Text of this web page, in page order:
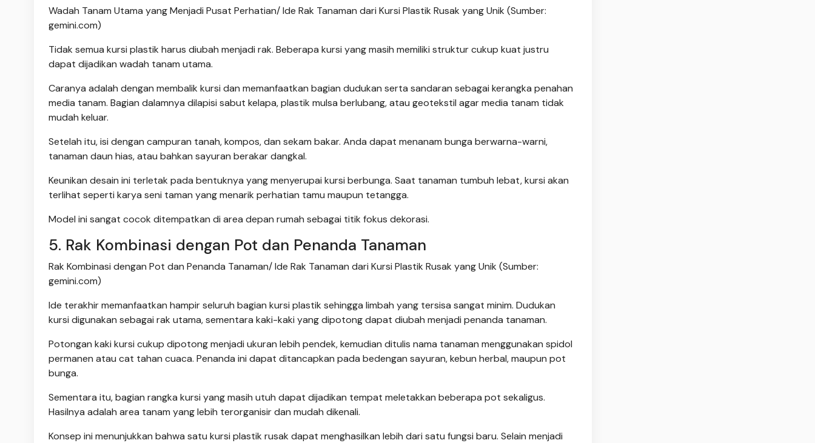
Wadah Tanam Utama yang Menjadi Pusat Perhatian/ Ide Rak Tanaman dari Kursi Plastik Rusak yang Unik (Sumber:
gemini.com)
Tidak semua kursi plastik harus diubah menjadi rak. Beberapa kursi yang masih memiliki struktur cukup kuat justru
dapat dijadikan wadah tanam utama.
Caranya adalah dengan membalik kursi dan memanfaatkan bagian dudukan serta sandaran sebagai kerangka penahan
media tanam. Bagian dalamnya dilapisi sabut kelapa, plastik mulsa berlubang, atau geotekstil agar media tanam tidak
mudah keluar.
Setelah itu, isi dengan campuran tanah, kompos, dan sekam bakar. Anda dapat menanam bunga berwarna-warni,
tanaman daun hias, atau bahkan sayuran berakar dangkal.
Keunikan desain ini terletak pada bentuknya yang menyerupai kursi berbunga. Saat tanaman tumbuh lebat, kursi akan
terlihat seperti karya seni taman yang menarik perhatian tamu maupun tetangga.
Model ini sangat cocok ditempatkan di area depan rumah sebagai titik fokus dekorasi.
5. Rak Kombinasi dengan Pot dan Penanda Tanaman
Rak Kombinasi dengan Pot dan Penanda Tanaman/ Ide Rak Tanaman dari Kursi Plastik Rusak yang Unik (Sumber:
gemini.com)
Ide terakhir memanfaatkan hampir seluruh bagian kursi plastik sehingga limbah yang tersisa sangat minim. Dudukan
kursi digunakan sebagai rak utama, sementara kaki-kaki yang dipotong dapat diubah menjadi penanda tanaman.
Potongan kaki kursi cukup dipotong menjadi ukuran lebih pendek, kemudian ditulis nama tanaman menggunakan spidol
permanen atau cat tahan cuaca. Penanda ini dapat ditancapkan pada bedengan sayuran, kebun herbal, maupun pot
bunga.
Sementara itu, bagian rangka kursi yang masih utuh dapat dijadikan tempat meletakkan beberapa pot sekaligus.
Hasilnya adalah area tanam yang lebih terorganisir dan mudah dikenali.
Konsep ini menunjukkan bahwa satu kursi plastik rusak dapat menghasilkan lebih dari satu fungsi baru. Selain menjadi